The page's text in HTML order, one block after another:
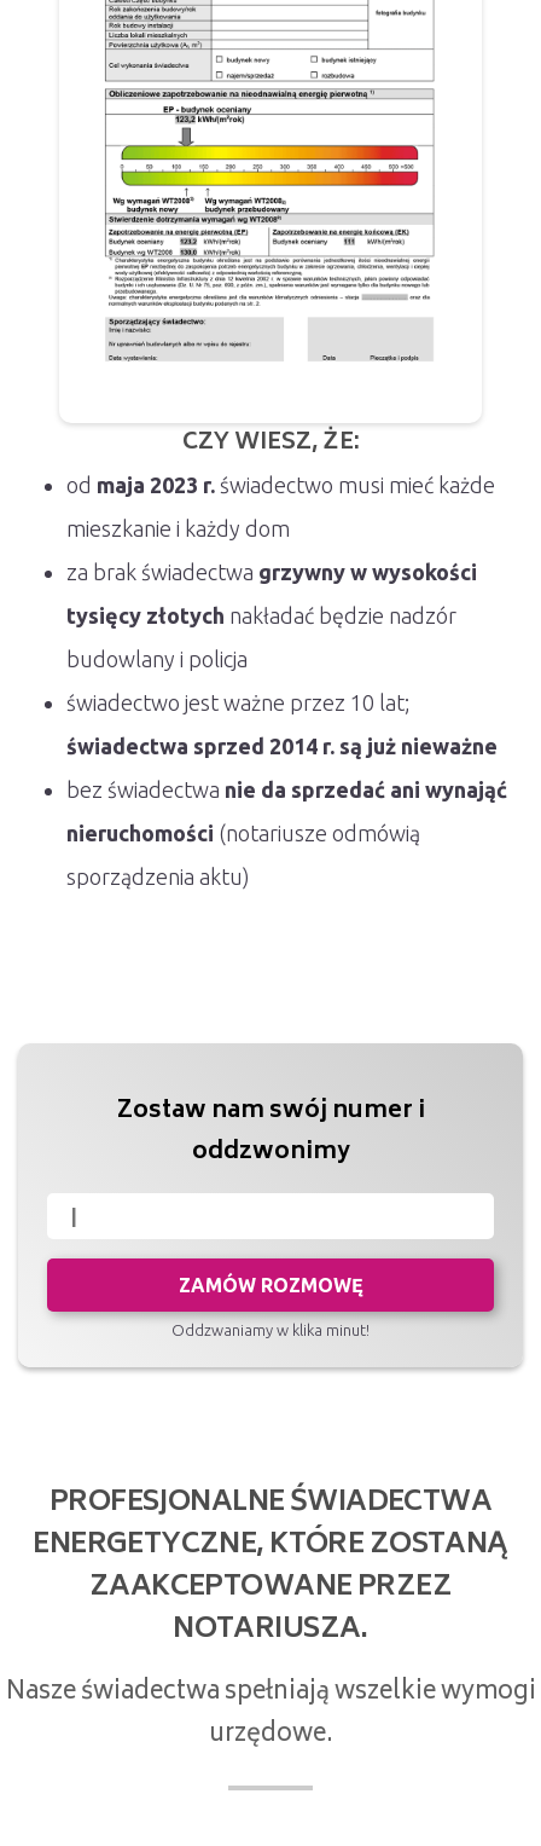
CZY WIESZ, ŻE:
od maja 2023 r. świadectwo musi mieć każde
mieszkanie i każdy dom
za brak świadectwa grzywny w wysokości
tysięcy złotych nakładać będzie nadzór
budowlany i policja
świadectwo jest ważne przez 10 lat;
świadectwa sprzed 2014 r. są już nieważne
bez świadectwa nie da sprzedać ani wynająć
nieruchomości (notariusze odmówią
sporządzenia aktu)
Zostaw nam swój numer i
oddzwonimy
ZAMÓW ROZMOWĘ
Oddzwaniamy w klika minut!
PROFESJONALNE ŚWIADECTWA
ENERGETYCZNE, KTÓRE ZOSTANĄ
ZAAKCEPTOWANE PRZEZ
NOTARIUSZA.
Nasze świadectwa spełniają wszelkie wymogi
urzędowe.